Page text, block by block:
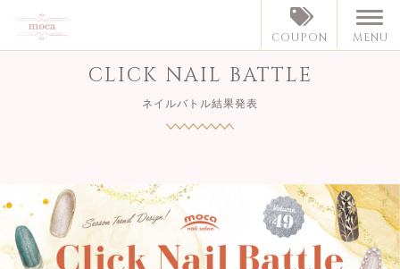
COUPON MENU
CLICK NAIL BATTLE
ネイルバトル結果発表